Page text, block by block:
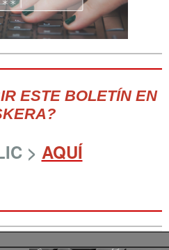
ESTE BOLETÍN EN
> AQUÍ